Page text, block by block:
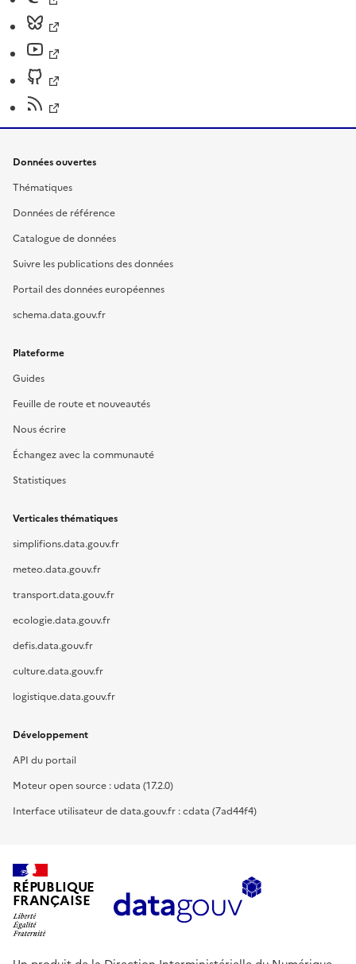
Données ouvertes
Thématiques
Données de référence
Catalogue de données
Suivre les publications des données
Portail des données européennes
schema.data.gouv.fr
Plateforme
Guides
Feuille de route et nouveautés
Nous écrire
Échangez avec la communauté
Statistiques
Verticales thématiques
simplifions.data.gouv.fr
meteo.data.gouv.fr
transport.data.gouv.fr
ecologie.data.gouv.fr
defis.data.gouv.fr
culture.data.gouv.fr
logistique.data.gouv.fr
Développement
API du portail
Moteur open source : udata (17.2.0)
Interface utilisateur de data.gouv.fr : cdata (7ad44f4)
RÉPUBLIQUE
FRANÇAISE